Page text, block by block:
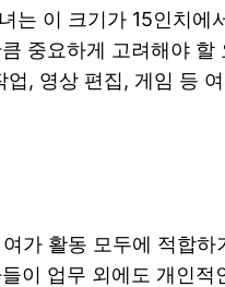
이 크기가 15인치
중요하게 고려해야
, 영상 편집, 게임 등
가 활동 모두에 적합
이 업무 외에도 개인